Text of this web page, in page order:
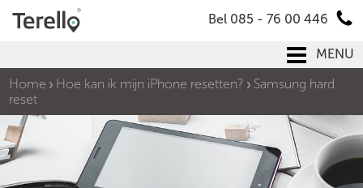
Bel 085 - 76 00 446
MENU
Home
Hoe kan ik mijn iPhone resetten?
Samsung hard
reset